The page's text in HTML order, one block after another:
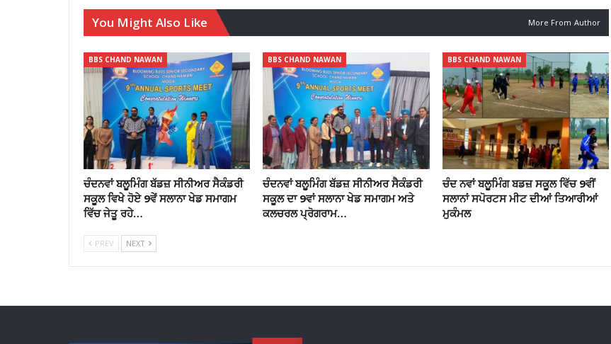
You Might Also Like More From Author
BBS CHAND NAWAN
ਚੰਦਨਵਾਂ ਬਲੂਮਿੰਗ ਬੱਡਜ਼ ਸੀਨੀਅਰ ਸੈਕੰਡਰੀ
ਸਕੂਲ ਵਿਖੇ ਹੋਏ 9ਵੇਂ ਸਲਾਨਾ ਖੇਡ ਸਮਾਗਮ
ਵਿੱਚ ਜੇਤੂ ਰਹੇ…
BBS CHAND NAWAN
ਚੰਦਨਵਾਂ ਬਲੂਮਿੰਗ ਬੱਡਜ਼ ਸੀਨੀਅਰ ਸੈਕੰਡਰੀ
ਸਕੂਲ ਦਾ 9ਵਾਂ ਸਲਾਨਾ ਖੇਡ ਸਮਾਗਮ ਅਤੇ
ਕਲਚਰਲ ਪ੍ਰੋਗਰਾਮ…
BBS CHAND NAWAN
ਚੰਦ ਨਵਾਂ ਬਲੂਮਿੰਗ ਬਡਜ਼ ਸਕੂਲ ਵਿੱਚ 9ਵੀਂ
ਸਲਾਨਾਂ ਸਪੋਰਟਸ ਮੀਟ ਦੀਆਂ ਤਿਆਰੀਆਂ
ਮੁਕੰਮਲ
PREV NEXT